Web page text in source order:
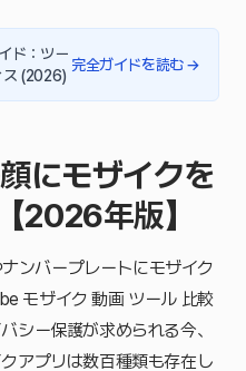
ド：ツー
ス (2026)
完全ガイドを読む →
にモザイクを
2026年版】
ンバープレートにモザイク
モザイク 動画 ツール 比較
シー保護が求められる今、
アプリは数百種類も存在し